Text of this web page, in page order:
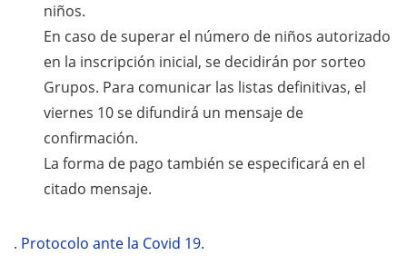
niños.
En caso de superar el número de niños autorizado
en la inscripción inicial, se decidirán por sorteo
Grupos. Para comunicar las listas definitivas, el
viernes 10 se difundirá un mensaje de
confirmación.
La forma de pago también se especificará en el
citado mensaje.
. Protocolo ante la Covid 19.